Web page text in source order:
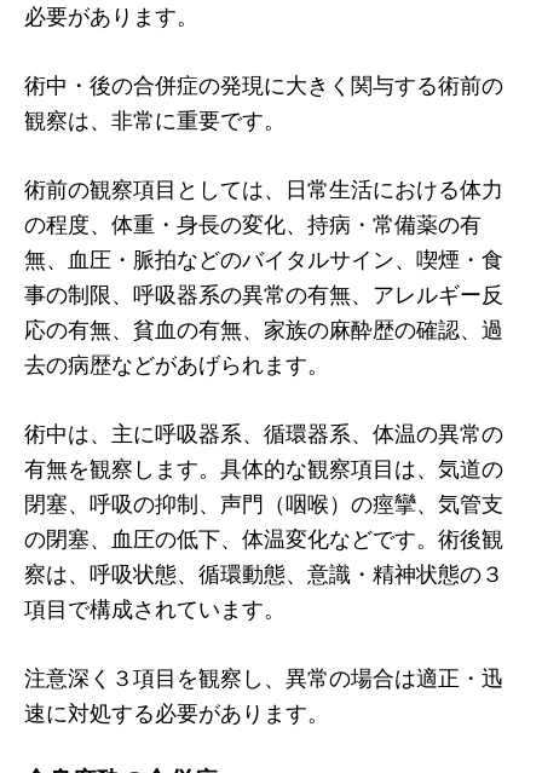
必要があります。
術中・後の合併症の発現に大きく関与する術前の
観察は、非常に重要です。
術前の観察項目としては、日常生活における体力
の程度、体重・身長の変化、持病・常備薬の有
無、血圧・脈拍などのバイタルサイン、喫煙・食
事の制限、呼吸器系の異常の有無、アレルギー反
応の有無、貧血の有無、家族の麻酔歴の確認、過
去の病歴などがあげられます。
術中は、主に呼吸器系、循環器系、体温の異常の
有無を観察します。具体的な観察項目は、気道の
閉塞、呼吸の抑制、声門（咽喉）の痙攣、気管支
の閉塞、血圧の低下、体温変化などです。術後観
察は、呼吸状態、循環動態、意識・精神状態の３
項目で構成されています。
注意深く３項目を観察し、異常の場合は適正・迅
速に対処する必要があります。